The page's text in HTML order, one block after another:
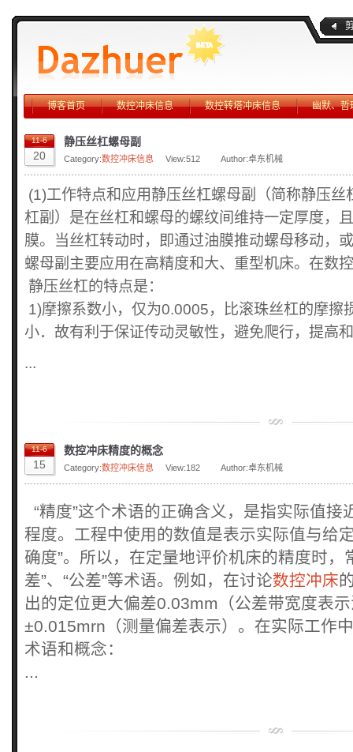
博客首页 数控冲床信息 数控转塔冲床信息 幽默、哲
11-6
20
静压丝杠螺母副
Category:数控冲床信息 View:512 Author:卓东机械
(1)工作特点和应用静压丝杠螺母副（简称静压
杠副）是在丝杠和螺母的螺纹间维持一定厚度，
膜。当丝杠转动时，即通过油膜推动螺母移动，
螺母副主要应用在高精度和大、重型机床。在数
静压丝杠的特点是：
1)摩擦系数小，仅为0.0005，比滚珠丝杠的摩擦
小．故有利于保证传动灵敏性，避免爬行，提高
...
11-6
15
数控冲床精度的概念
Category:数控冲床信息 View:182 Author:卓东机械
“精度”这个术语的正确含义，是指实际值接
程度。工程中使用的数值是表示实际值与给
确度”。所以，在定量地评价机床的精度时，
差”、“公差”等术语。例如，在讨论数控冲床
出的定位更大偏差0.03mm（公差带宽度表
±0.015mrn（测量偏差表示）。在实际工作
术语和概念：
...